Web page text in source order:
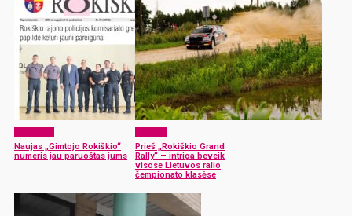
Naujas „Gimtojo Rokiškio“
numeris jau paruoštas jums
Prieš „Rokiškio Grand
Rally“ – intriga beveik
visose Lietuvos ralio
čempionato klasėse